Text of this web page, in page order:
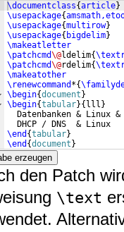
\documentclass{article}
\usepackage{
\usepackage{multirow}
\usepackage{ bigdelim}
\makeatletter
\patchcmd\@ldelim{
\patchcmd\@rdelim{
\makeatother
\renewcommand *{
\begin{document }
\begin{tabular}{ lll }
  Datenbanken & Linux &
  DHCP / DNS  & Linux
\end {tabular}
\end {document }
erzeugen
den Patch
\text